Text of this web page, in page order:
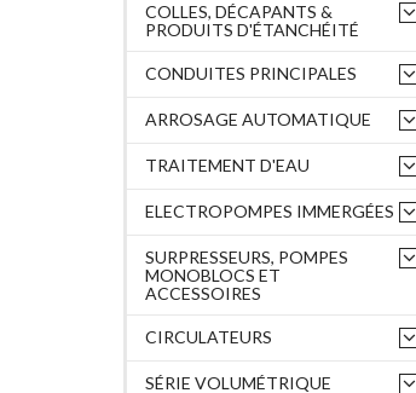
COLLES, DÉCAPANTS &
PRODUITS D'ÉTANCHÉITÉ
CONDUITES PRINCIPALES
ARROSAGE AUTOMATIQUE
TRAITEMENT D'EAU
ELECTROPOMPES IMMERGÉES
SURPRESSEURS, POMPES
MONOBLOCS ET
ACCESSOIRES
CIRCULATEURS
SÉRIE VOLUMÉTRIQUE